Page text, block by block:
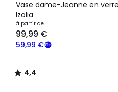
Vase dame-Jeanne en
Izolia
à partir de
59,99 €
99,99 €
/ 5
Couleurs
4,4
/